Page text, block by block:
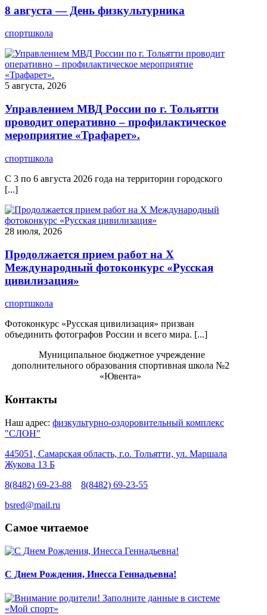
8 августа — День физкультурника
спортшкола
5 августа, 2026
Управлением МВД России по г. Тольятти
проводит оперативно – профилактическое
мероприятие «Трафарет».
спортшкола
С 3 по 6 августа 2026 года на территории городского
[...]
28 июля, 2026
Продолжается прием работ на Х
Международный фотоконкурс «Русская
цивилизация»
спортшкола
Фотоконкурс «Русская цивилизация» призван
объединить фотографов России и всего мира. [...]
Муниципальное бюджетное учреждение
дополнительного образования спортивная школа №2
«Ювента»
Контакты
Наш адрес: физкультурно-оздоровительный комплекс
"СЛОН"
445051, Самарская область, г.о. Тольятти, ул. Маршала
Жукова 13 Б
8(8482) 69-23-88
8(8482) 69-23-55
bsred@mail.ru
Самое читаемое
С Днем Рождения, Инесса Геннадьевна!